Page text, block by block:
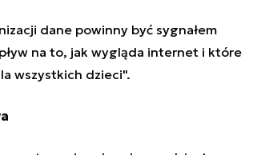
dane powinny być sygnałem
na to, jak wygląda internet i które
wszystkich dzieci".